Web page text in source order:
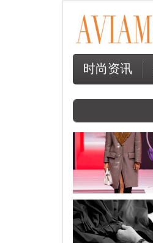
时尚资讯